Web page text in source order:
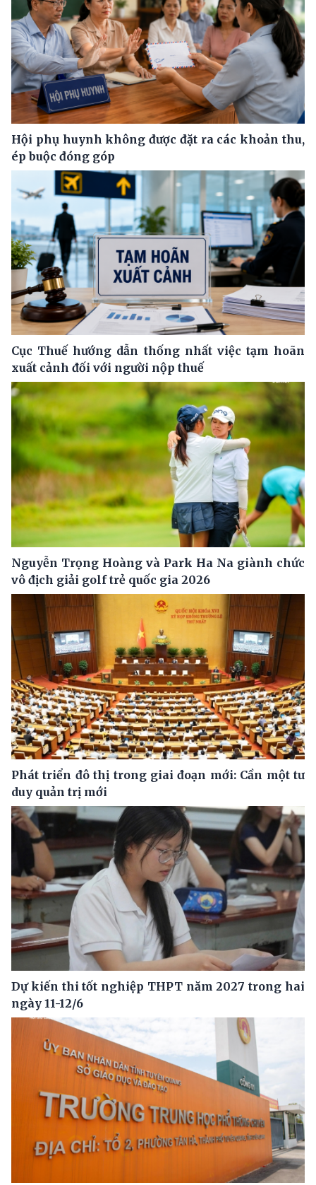
Hội phụ huynh không được đặt ra các khoản thu,
ép buộc đóng góp
Cục Thuế hướng dẫn thống nhất việc tạm hoãn
xuất cảnh đối với người nộp thuế
Nguyễn Trọng Hoàng và Park Ha Na giành chức
vô địch giải golf trẻ quốc gia 2026
Phát triển đô thị trong giai đoạn mới: Cần một tư
duy quản trị mới
Dự kiến thi tốt nghiệp THPT năm 2027 trong hai
ngày 11-12/6